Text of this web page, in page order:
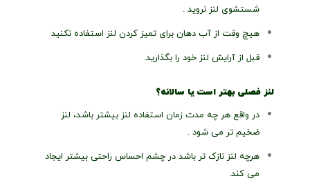
شستشوی لنز نروید .
هیچ وقت از آب دهان برای تمیز کردن لنز استفاده نکنید
قبل از آرایش لنز خود را بگذارید.
لنز فصلی بهتر است یا سالانه؟
در واقع هر چه مدت زمان استفاده لنز بیشتر باشد، لنز
ضخیم تر می شود .
هرچه لنز نازک تر باشد در چشم احساس راحتی بیشتر ایجاد
می کند.